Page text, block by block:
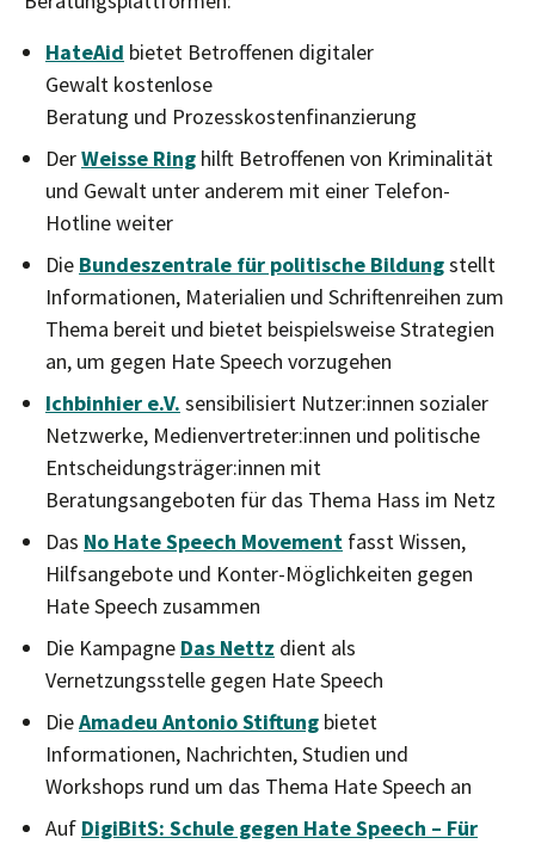
HateAid bietet Betroffenen digitaler
Gewalt kostenlose
Beratung und Prozesskostenfinanzierung
DerWeisse Ring hilft Betroffenen von Kriminalität
und Gewalt unter anderem mit einer Telefon-
Hotline weiter
Die Bundeszentrale für politische Bildungstellt
Informationen, Materialien und Schriftenreihen zum
Thema bereit und bietet beispielsweise Strategien
an, um gegen Hate Speech vorzugehen
Ichbinhier e.V. sensibilisiert Nutzer:innen sozialer
Netzwerke, Medienvertreter:innen und politische
Entscheidungsträger:innen mit
Beratungsangeboten für das Thema Hass im Netz
Das No Hate Speech Movement fasst Wissen,
Hilfsangebote und Konter-Möglichkeiten gegen
Hate Speech zusammen
Die Kampagne Das Nettz dient als
Vernetzungsstelle gegen Hate Speech
DieAmadeu Antonio Stiftung bietet
Informationen, Nachrichten, Studien und
Workshops rund um das Thema Hate Speech an
Auf DigiBitS: Schule gegen Hate Speech – Für